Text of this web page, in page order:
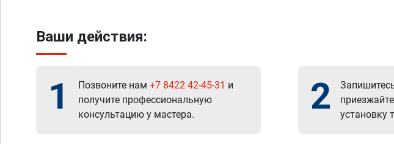
Ваши действия:
1 Позвоните нам +7 8422 42-45-31 и
получите профессиональную
консультацию у мастера.
2
установку